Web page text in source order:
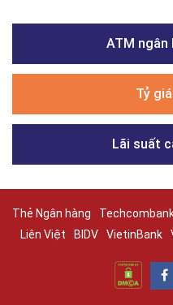
ATM ngân
Tỷ
Lãi suất
Thẻ Ngân hàng
Liên Việt
BIDV VietinBank